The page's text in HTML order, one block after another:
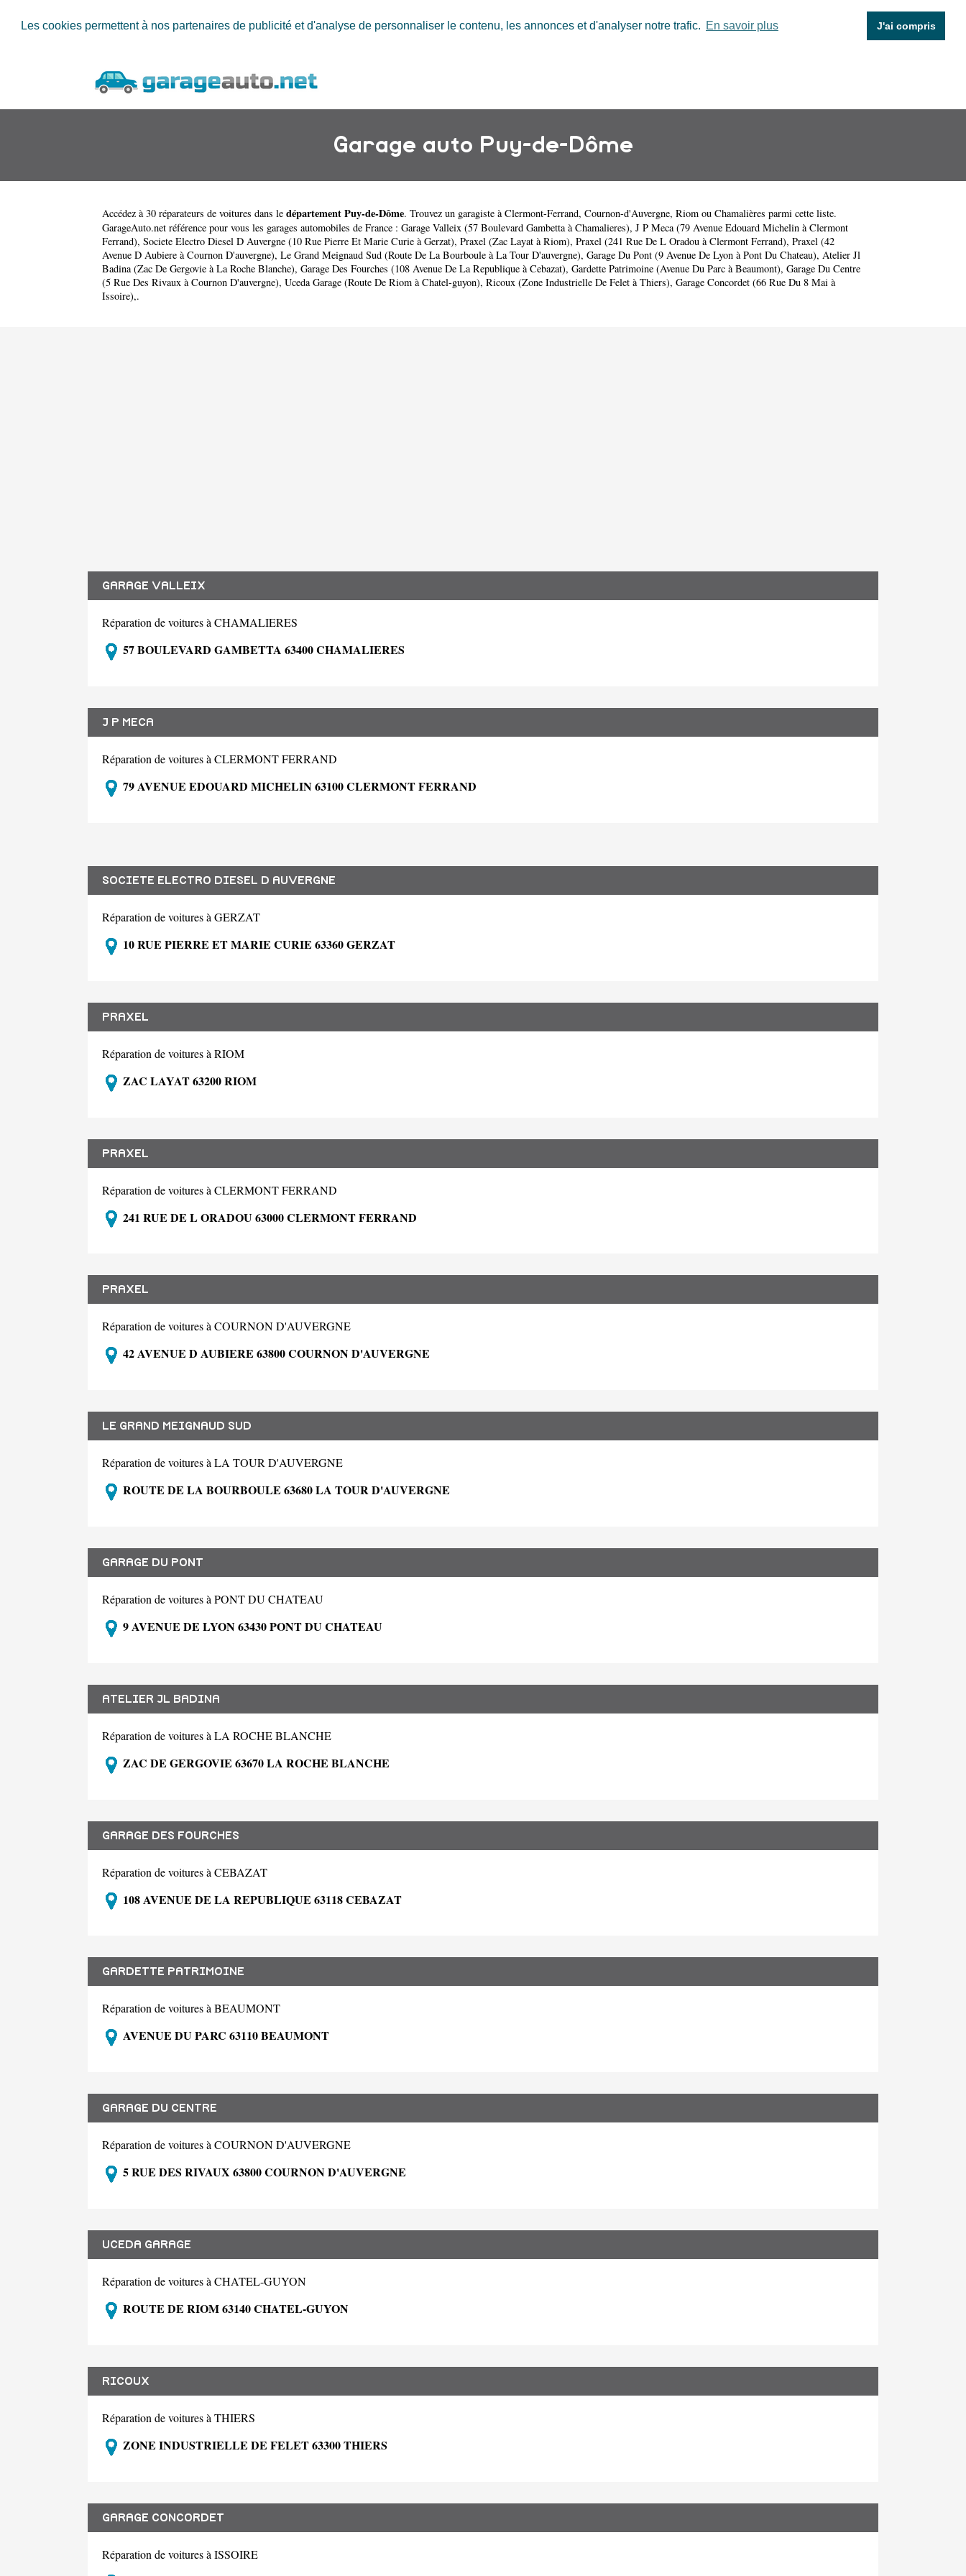
Les cookies permettent à nos partenaires de publicité et d'analyse de personnaliser le contenu, les annonces et d'analyser notre trafic. En savoir plus J'ai compris
Garage auto Puy-de-Dôme
Accédez à 30 réparateurs de voitures dans le département Puy-de-Dôme. Trouvez un garagiste àClermont-Ferrand, Cournon-d'Auvergne, Riom ou Chamalières parmi cette liste.
GarageAuto.net référence pour vous les garages automobiles de France : Garage Valleix (57 Boulevard Gambetta à Chamalieres), J P Meca (79 Avenue Edouard Michelin à Clermont
Ferrand), Societe Electro Diesel D Auvergne (10 Rue Pierre Et Marie Curie à Gerzat), Praxel (Zac Layat à Riom), Praxel (241 Rue De L Oradou à Clermont Ferrand), Praxel (42
Avenue D Aubiere à Cournon D'auvergne), Le Grand Meignaud Sud (Route De La Bourboule à La Tour D'auvergne), Garage Du Pont (9 Avenue De Lyon à Pont Du Chateau), Atelier Jl
Badina (Zac De Gergovie à La Roche Blanche), Garage Des Fourches (108 Avenue De La Republique à Cebazat), Gardette Patrimoine (Avenue Du Parc à Beaumont), Garage Du Centre
(5 Rue Des Rivaux à Cournon D'auvergne), Uceda Garage (Route De Riom à Chatel-guyon), Ricoux (Zone Industrielle De Felet à Thiers), Garage Concordet (66 Rue Du 8 Mai à
Issoire),.
GARAGE VALLEIX
Réparation de voitures à CHAMALIERES
57 BOULEVARD GAMBETTA 63400 CHAMALIERES
J P MECA
Réparation de voitures à CLERMONT FERRAND
79 AVENUE EDOUARD MICHELIN 63100 CLERMONT FERRAND
SOCIETE ELECTRO DIESEL D AUVERGNE
Réparation de voitures à GERZAT
10 RUE PIERRE ET MARIE CURIE 63360 GERZAT
PRAXEL
Réparation de voitures à RIOM
ZAC LAYAT 63200 RIOM
PRAXEL
Réparation de voitures à CLERMONT FERRAND
241 RUE DE L ORADOU 63000 CLERMONT FERRAND
PRAXEL
Réparation de voitures à COURNON D'AUVERGNE
42 AVENUE D AUBIERE 63800 COURNON D'AUVERGNE
LE GRAND MEIGNAUD SUD
Réparation de voitures à LA TOUR D'AUVERGNE
ROUTE DE LA BOURBOULE 63680 LA TOUR D'AUVERGNE
GARAGE DU PONT
Réparation de voitures à PONT DU CHATEAU
9 AVENUE DE LYON 63430 PONT DU CHATEAU
ATELIER JL BADINA
Réparation de voitures à LA ROCHE BLANCHE
ZAC DE GERGOVIE 63670 LA ROCHE BLANCHE
GARAGE DES FOURCHES
Réparation de voitures à CEBAZAT
108 AVENUE DE LA REPUBLIQUE 63118 CEBAZAT
GARDETTE PATRIMOINE
Réparation de voitures à BEAUMONT
AVENUE DU PARC 63110 BEAUMONT
GARAGE DU CENTRE
Réparation de voitures à COURNON D'AUVERGNE
5 RUE DES RIVAUX 63800 COURNON D'AUVERGNE
UCEDA GARAGE
Réparation de voitures à CHATEL-GUYON
ROUTE DE RIOM 63140 CHATEL-GUYON
RICOUX
Réparation de voitures à THIERS
ZONE INDUSTRIELLE DE FELET 63300 THIERS
GARAGE CONCORDET
Réparation de voitures à ISSOIRE